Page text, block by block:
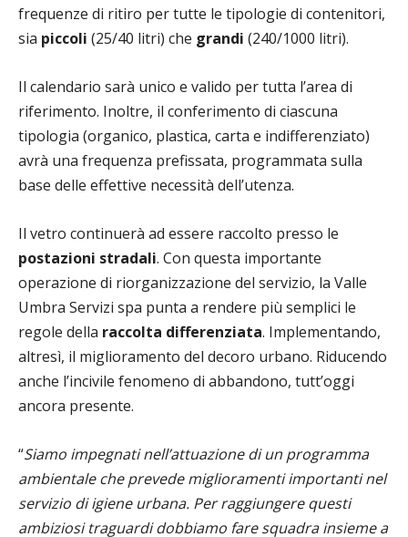
frequenze di ritiro per tutte le tipologie di contenitori,
sia piccoli (25/40 litri) che grandi (240/1000 litri).
Il calendario sarà unico e valido per tutta l’area di
riferimento. Inoltre, il conferimento di ciascuna
tipologia (organico, plastica, carta e indifferenziato)
avrà una frequenza prefissata, programmata sulla
base delle effettive necessità dell’utenza.
Il vetro continuerà ad essere raccolto presso le
postazioni stradali. Con questa importante
operazione di riorganizzazione del servizio, la Valle
Umbra Servizi spa punta a rendere più semplici le
regole della raccolta differenziata. Implementando,
altresì, il miglioramento del decoro urbano. Riducendo
anche l’incivile fenomeno di abbandono, tutt’oggi
ancora presente.
“Siamo impegnati nell’attuazione di un programma
ambientale che prevede miglioramenti importanti nel
servizio di igiene urbana. Per raggiungere questi
ambiziosi traguardi dobbiamo fare squadra insieme a